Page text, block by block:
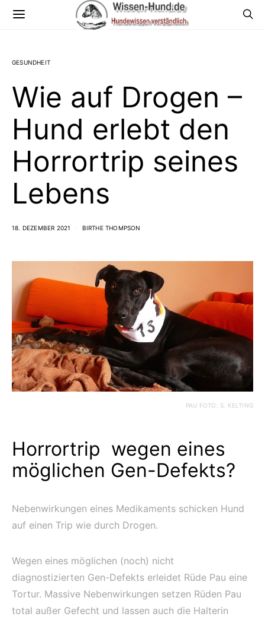
GESUNDHEIT
Wie auf Drogen –
Hund erlebt den
Horrortrip seines
Lebens
18. DEZEMBER 2021 BIRTHE THOMPSON
PAU FOTO: S. KELTING
Horrortrip wegen eines
möglichen Gen-Defekts?
Nebenwirkungen eines Medikaments schicken Hund
auf einen Trip wie durch Drogen.
Wegen eines möglichen (noch) nicht
diagnostizierten Gen-Defekts erleidet Rüde Pau eine
Tortur. Massive Nebenwirkungen setzen Rüden Pau
total außer Gefecht und lassen auch die Halterin